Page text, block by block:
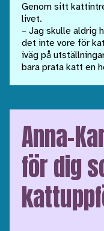
Genom sitt
livet.
– Jag skulle aldrig
det inte vore för
iväg på
bara prata katt en
Anna-
för dig